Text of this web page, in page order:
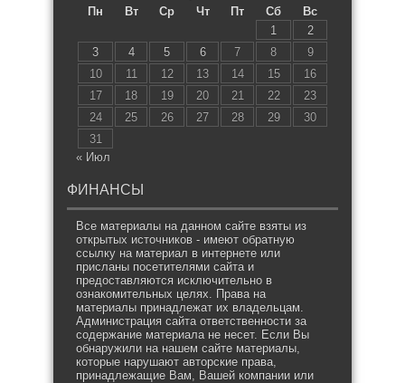
Пн
Вт Ср Чт Пт Сб
Вс
1
2
3
4 5 6 7 8
9
10
11 12 13 14 15
16
17
18 19 20 21 22
23
24
25 26 27 28 29
30
31
« Июл
ФИНАНСЫ
Все материалы на данном сайте взяты из
открытых источников - имеют обратную
ссылку на материал в интернете или
присланы посетителями сайта и
предоставляются исключительно в
ознакомительных целях. Права на
материалы принадлежат их владельцам.
Администрация сайта ответственности за
содержание материала не несет. Если Вы
обнаружили на нашем сайте материалы,
которые нарушают авторские права,
принадлежащие Вам, Вашей компании или